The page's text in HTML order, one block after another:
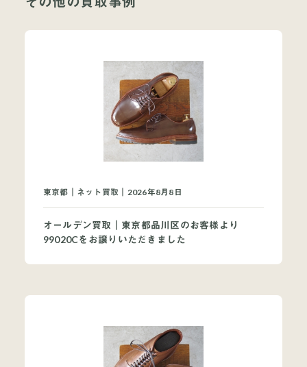
よくあるご質問
オンラインショップ
東京都｜ネット買取｜2026年8月8日
オールデン買取｜東京都品川区のお客様より
99020Cをお譲りいただきました
買取ブランドページ